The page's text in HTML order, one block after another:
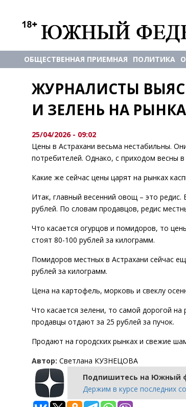
ОБЩЕСТВЕННАЯ ПРИЕМНАЯ ПОЛИТИКА
ЖУРНАЛИСТЫ
И ЗЕЛЕНЬ НА
25/04/2026 - 09:02
Цены в Астрахани весьма нестабильны.
потребителей. Однако, с приходом весны
Какие же сейчас цены царят на рынках
Итак, главный весенний овощ – это
рублей. По словам продавцов, редис
Что касается огурцов и помидоров, то
стоят 80-100 рублей за килограмм.
Помидоров местных в Астрахани сейчас
рублей за килограмм.
Цена на картофель, морковь и свеклу
Что касается зелени, то самой дорогой на
продавцы отдают за 25 рублей за пучок.
Продают на городских рынках и свежие
Автор: Светлана КУЗНЕЦОВА
Подпишитесь на Южный
Держим в курсе последних